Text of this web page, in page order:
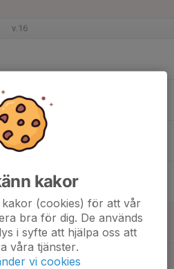
v.16
kakor
(cookies) för att vår
bra för dig. De används
i syfte att hjälpa oss att
våra tjänster.
vi cookies